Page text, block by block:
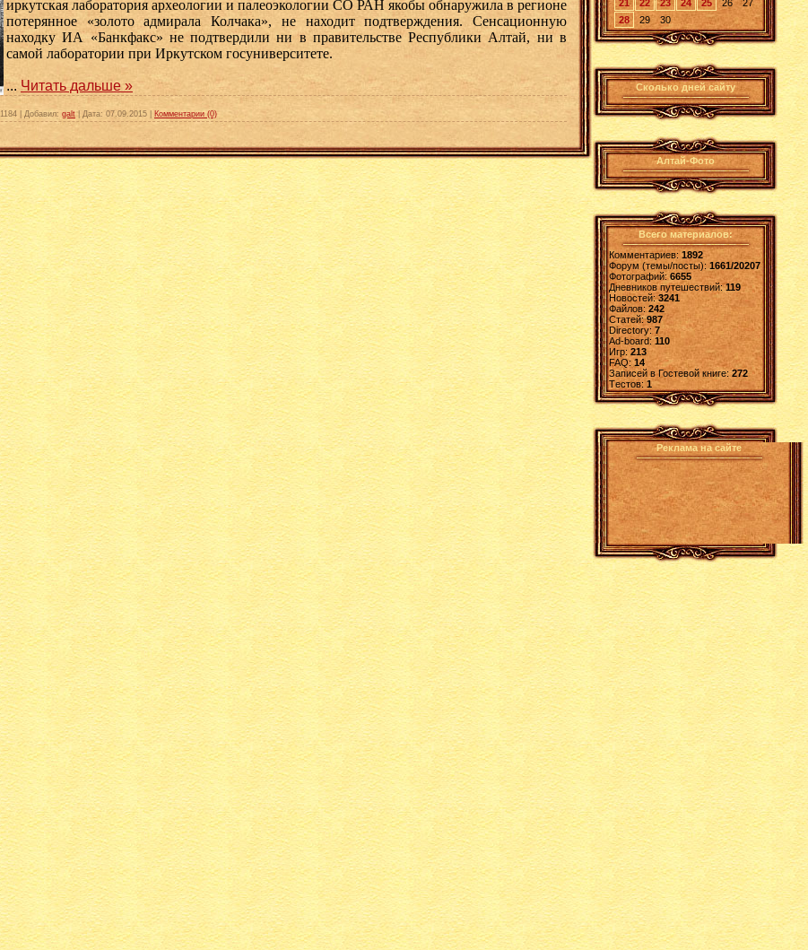
иркутская лаборатория археологии и палеоэкологии СО РАН якобы обнаружила в регионе
потерянное «золото адмирала Колчака», не находит подтверждения. Сенсационную
находку ИА «Банкфакс» не подтвердили ни в правительстве Республики Алтай, ни в
самой лаборатории при Иркутском госуниверситете.
...Читать дальше »
1184 Добавил: galt Дата: 07.09.2015 Комментарии (0)
21
22 23 24 25 26
27
28
29 30
Сколько дней сайту
Алтай-Фото
Всего материалов:
Комментариев: 1892
Форум (темы/посты):1661/20207
Фотографий:6655
Дневников путешествий:119
Новостей:3241
Файлов: 242
Статей:987
Directory: 7
Ad-board:110
Игр: 213
FAQ:14
Записей в Гостевой книге:272
Tестов: 1
Реклама на сайте